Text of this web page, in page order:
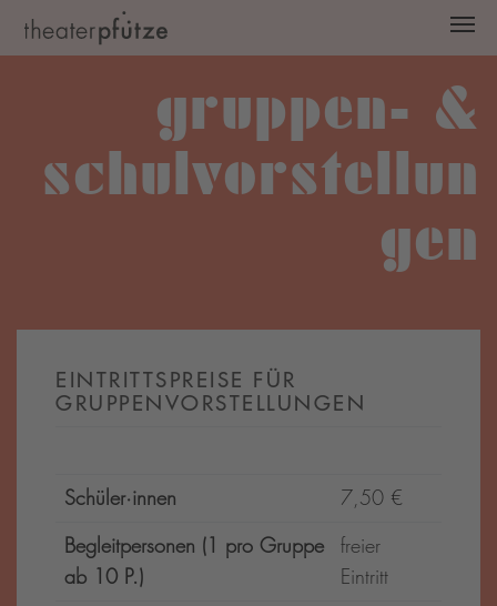
gruppen- &
schulvorstellun
gen
EINTRITTSPREISE FÜR
GRUPPENVORSTELLUNGEN
Schüler·innen
7,50 €
Begleitpersonen (1 pro Gruppe
ab 10 P.)
freier
Eintritt